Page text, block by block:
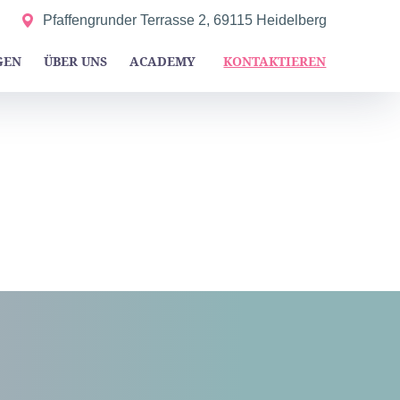
Pfaffengrunder Terrasse 2, 69115 Heidelberg
ÜBER UNS ACADEMY KONTAKTIEREN